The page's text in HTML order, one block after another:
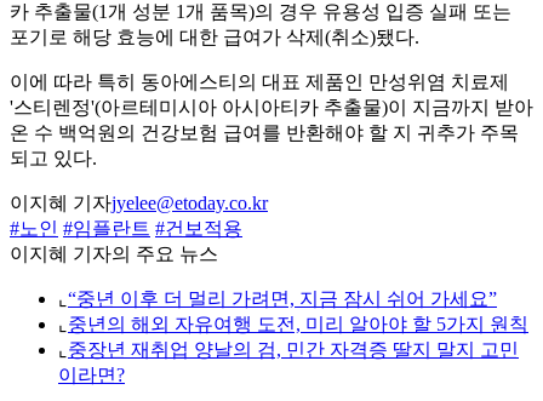
카 추출물(1개 성분 1개 품목)의 경우 유용성 입증 실패 또는
포기로 해당 효능에 대한 급여가 삭제(취소)됐다.
이에 따라 특히 동아에스티의 대표 제품인 만성위염 치료제
'스티렌정'(아르테미시아 아시아티카 추출물)이 지금까지 받아
온 수 백억원의 건강보험 급여를 반환해야 할 지 귀추가 주목
되고 있다.
이지혜 기자jyelee@etoday.co.kr
#노인 #임플란트 #건보적용
이지혜 기자의 주요 뉴스
⌞ “중년 이후 더 멀리 가려면, 지금 잠시 쉬어 가세요”
⌞ 중년의 해외 자유여행 도전, 미리 알아야 할 5가지 원칙
⌞ 중장년 재취업 양날의 검, 민간 자격증 딸지 말지 고민
이라면?